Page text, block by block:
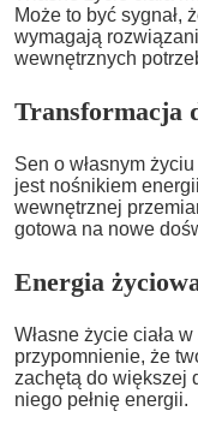
Może to być sygnał,
wymagają
wewnętrznych
Transformacja
Sen o własnym
jest nośnikiem
wewnętrznej
gotowa na nowe
Energia
Własne życie ciała
przypomnienie, że
zachętą do większej
niego pełnię energii.